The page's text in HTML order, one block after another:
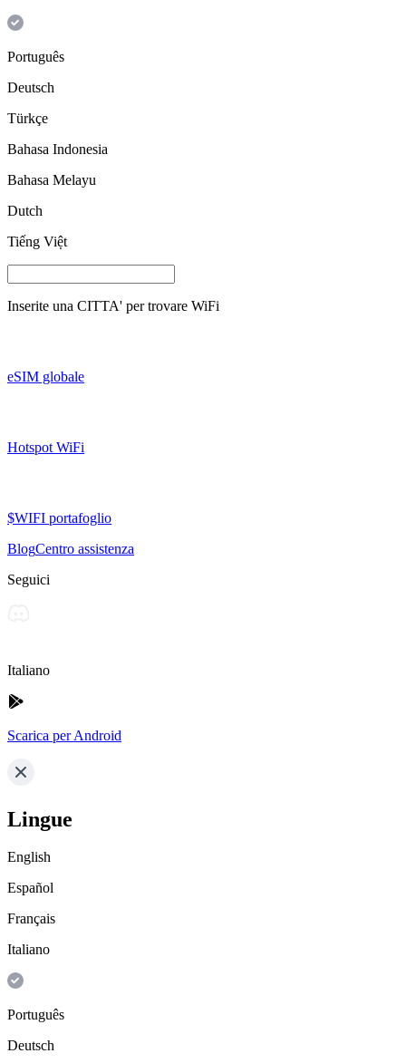
Português
Deutsch
Türkçe
Bahasa Indonesia
Bahasa Melayu
Dutch
Tiếng Việt
Inserite una CITTA' per trovare WiFi
eSIM globale
Hotspot WiFi
$WIFI portafoglio
BlogCentro assistenza
Seguici
Italiano
Scarica per Android
Lingue
English
Español
Français
Italiano
Português
Deutsch